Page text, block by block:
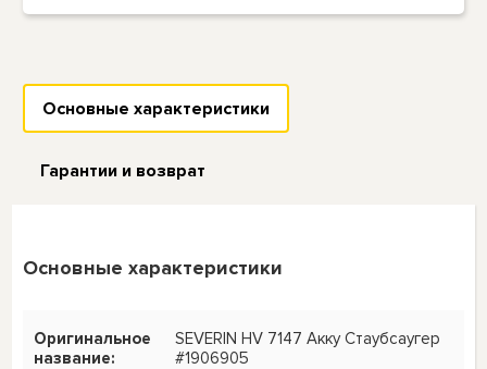
Основные характеристики
Гарантии и возврат
Основные характеристики
Оригинальное
название:
SEVERIN HV 7147 Акку Стаубсаугер
#1906905